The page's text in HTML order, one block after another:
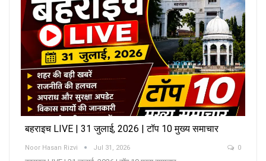
बहराइच LIVE | 31 जुलाई, 2026 | टॉप 10 मुख्य समाचार
Noor Hasan Rizvi Jul 31, 2026 0